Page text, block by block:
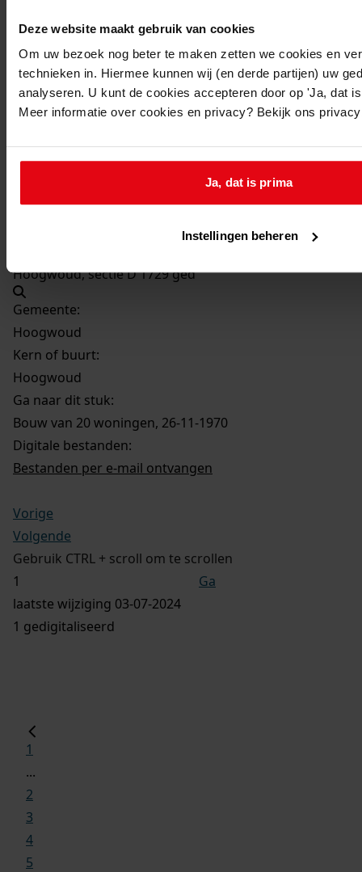
Deze website maakt gebruik van cookies
Om uw bezoek nog beter te maken zetten we cookies en
technieken in. Hiermee kunnen wij (en derde partijen) uw
analyseren. U kunt de cookies accepteren door op 'Ja, dat
Meer informatie over cookies en privacy? Bekijk ons
Ja, dat is prima
Instellingen beheren
Datum vergunning:
26-11-1970
Adres:
Hoogwoud, Burgemeester Heymansstraat 1, 3, 5, 7, 9,
11, 13, 15, 17, 19, 21, 23, 25, 27, 29, 31, 33, 35, 37, 39
Nieuw adres:
Hoogwoud, Burgemeester Heijmansstraat
Hoogwoud, sectie D 1729 ged
Gemeente:
Hoogwoud
Kern of buurt:
Hoogwoud
Ga naar dit stuk:
Bouw van 20 woningen, 26-11-1970
Digitale bestanden:
Bestanden per e-mail ontvangen
Vorige
Volgende
Gebruik CTRL + scroll om te scrollen
Ga
laatste wijziging 03-07-2024
1 gedigitaliseerd
1
...
2
3
4
5